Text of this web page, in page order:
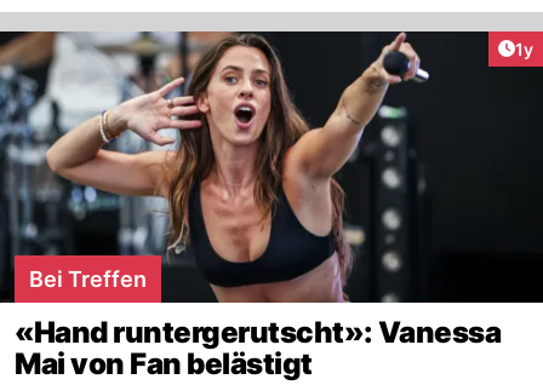
1y
Bei Treffen
«Hand runtergerutscht»: Vanessa
Mai von Fan belästigt